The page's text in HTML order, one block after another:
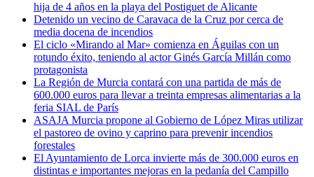
hija de 4 años en la playa del Postiguet de Alicante
Detenido un vecino de Caravaca de la Cruz por cerca de
media docena de incendios
El ciclo «Mirando al Mar» comienza en Águilas con un
rotundo éxito, teniendo al actor Ginés García Millán como
protagonista
La Región de Murcia contará con una partida de más de
600.000 euros para llevar a treinta empresas alimentarias a la
feria SIAL de París
ASAJA Murcia propone al Gobierno de López Miras utilizar
el pastoreo de ovino y caprino para prevenir incendios
forestales
El Ayuntamiento de Lorca invierte más de 300.000 euros en
distintas e importantes mejoras en la pedanía del Campillo